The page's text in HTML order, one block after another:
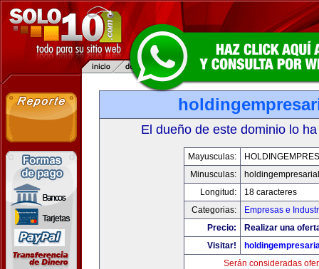
El dueño de este dominio lo
Mayusculas:
Minusculas:
Longitud:
18 caracteres
Categorias:
Empresas e
Precio:
Realizar una
Visitar!
Serán consideradas